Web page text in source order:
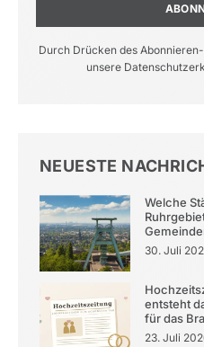
Durch Drücken des
unsere
NEUESTE
Welche
30. Juli
entsteht
für das
23. Juli